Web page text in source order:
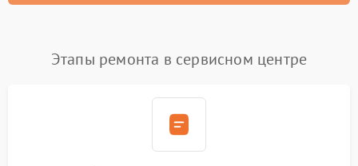
Этапы ремонта в сервисном центре